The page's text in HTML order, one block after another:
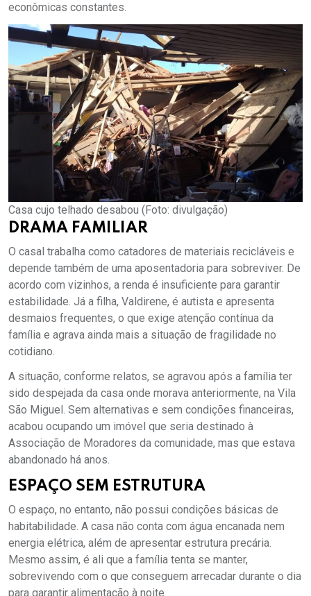
econômicas constantes.
Casa cujo telhado desabou (Foto: divulgação)
DRAMA FAMILIAR
O casal trabalha como catadores de materiais recicláveis e
depende também de uma aposentadoria para sobreviver. De
acordo com vizinhos, a renda é insuficiente para garantir
estabilidade. Já a filha, Valdirene, é autista e apresenta
desmaios frequentes, o que exige atenção contínua da
família e agrava ainda mais a situação de fragilidade no
cotidiano.
A situação, conforme relatos, se agravou após a família ter
sido despejada da casa onde morava anteriormente, na Vila
São Miguel. Sem alternativas e sem condições financeiras,
acabou ocupando um imóvel que seria destinado à
Associação de Moradores da comunidade, mas que estava
abandonado há anos.
ESPAÇO SEM ESTRUTURA
O espaço, no entanto, não possui condições básicas de
habitabilidade. A casa não conta com água encanada nem
energia elétrica, além de apresentar estrutura precária.
Mesmo assim, é ali que a família tenta se manter,
sobrevivendo com o que conseguem arrecadar durante o dia
para garantir alimentação à noite.